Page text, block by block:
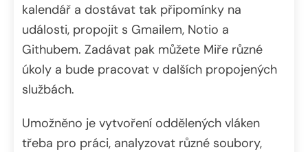
kalendář a dostávat tak připomínky na
události, propojit s Gmailem, Notio a
Githubem. Zadávat pak můžete Miře různé
úkoly a bude pracovat v dalších propojených
službách.
Umožněno je vytvoření oddělených vláken
třeba pro práci, analyzovat různé soubory,